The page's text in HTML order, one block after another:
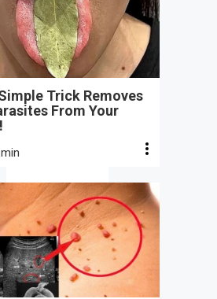
Trick Removes
From Your